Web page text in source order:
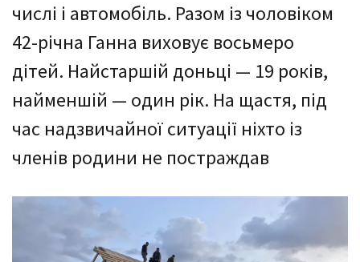
числі і автомобіль. Разом із чоловіком
42-річна Ганна виховує восьмеро
дітей. Найстаршій доньці — 19 років,
найменшій — один рік. На щастя, під
час надзвичайної ситуації ніхто із
членів родини не постраждав